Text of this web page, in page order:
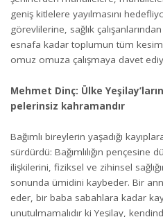
geniş kitlelere yayılmasını
görevlilerine, sağlık
esnafa kadar toplumun tüm
omuz omuza çalışmaya davet
Mehmet Dinç: Ülke
pelerinsiz kahramandır
Bağımlı bireylerin yaşadığı
sürdürdü: Bağımlılığın pençesine
ilişkilerini, fiziksel ve zihinsel
sonunda ümidini kaybeder. Bir
eder, bir baba sabahlara kadar
unutulmamalıdır ki Yeşilay,